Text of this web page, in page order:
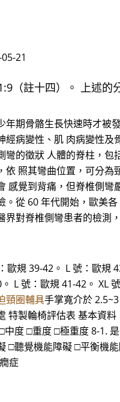
21
（註十四）。 上述的
年期骨骼生長快速時才被
經病變性、肌 肉病變性及
彎的徵狀 人體的脊柱，包
依 照其彎曲位置，可分為
感覺到背痛，但脊椎側彎
。從 60 年代開始，歐美
界對脊椎側彎患者的檢測
歐規 39-42。 L 號：歐規
L 號：歐規 41-42。 XL
頸圈輔具手掌寬介於
特製輪椅評估表 基本資
中度 □重度 □極重度 8-1.
□聽覺機能障礙 □平衡機
症